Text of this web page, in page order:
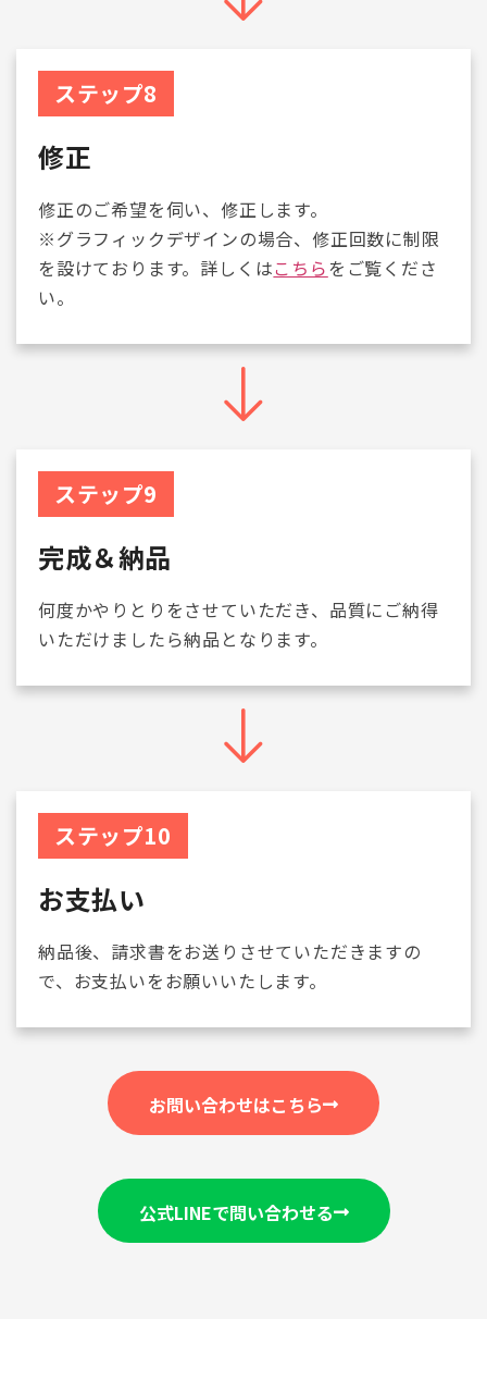
ステップ8
修正
修正のご希望を伺い、修正します。
※グラフィックデザインの場合、修正回数に制限
を設けております。詳しくはこちら をご覧くださ
い。
ステップ9
完成＆納品
何度かやりとりをさせていただき、品質にご納得
いただけましたら納品となります。
ステップ10
お支払い
納品後、請求書をお送りさせていただきますの
で、お支払いをお願いいたします。
お問い合わせはこちら
公式LINEで問い合わせる